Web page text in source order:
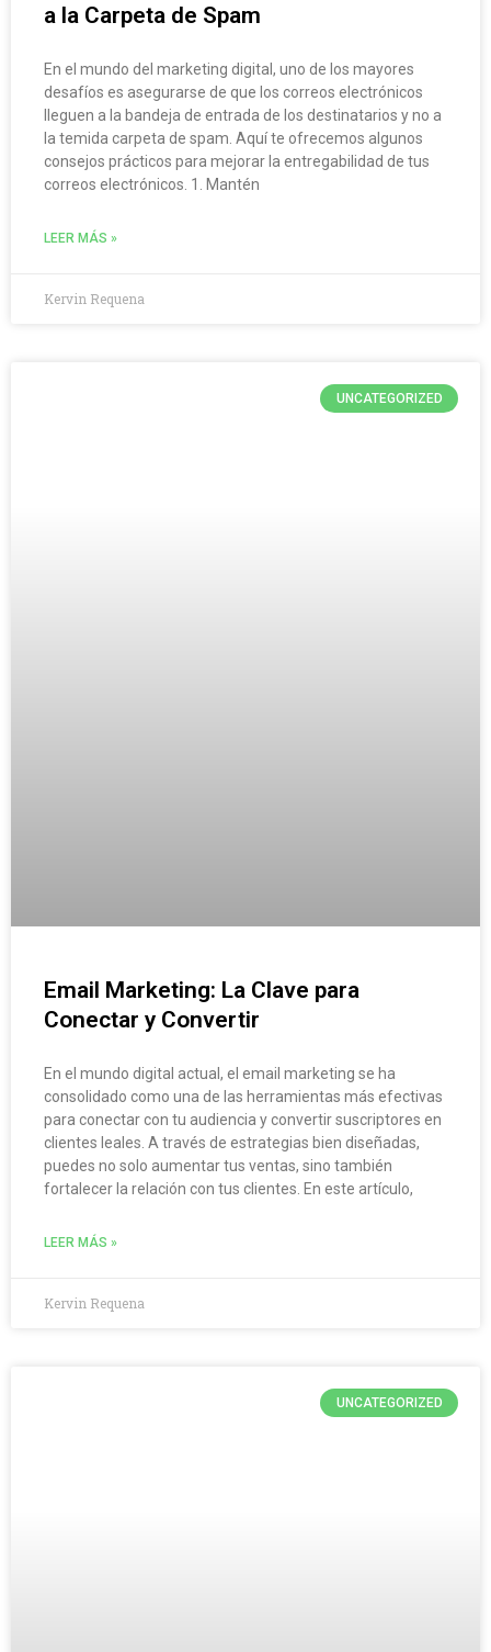
a la Carpeta de Spam
En el mundo del marketing digital, uno de los mayores
desafíos es asegurarse de que los correos electrónicos
lleguen a la bandeja de entrada de los destinatarios y no a
la temida carpeta de spam. Aquí te ofrecemos algunos
consejos prácticos para mejorar la entregabilidad de tus
correos electrónicos. 1. Mantén
LEER MÁS »
Kervin Requena
UNCATEGORIZED
Email Marketing: La Clave para
Conectar y Convertir
En el mundo digital actual, el email marketing se ha
consolidado como una de las herramientas más efectivas
para conectar con tu audiencia y convertir suscriptores en
clientes leales. A través de estrategias bien diseñadas,
puedes no solo aumentar tus ventas, sino también
fortalecer la relación con tus clientes. En este artículo,
LEER MÁS »
Kervin Requena
UNCATEGORIZED